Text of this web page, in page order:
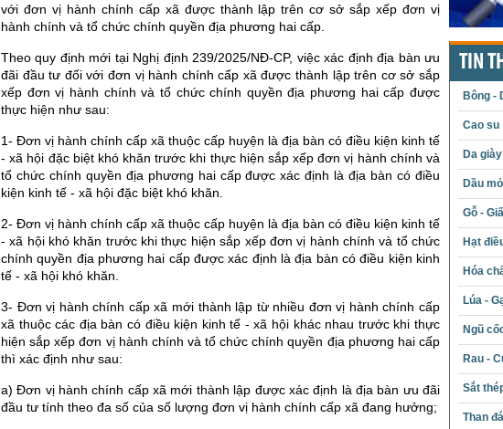
với đơn vị hành chính cấp xã được thành lập trên cơ sở sắp xếp đơn vị
hành chính và tổ chức chính quyền địa phương hai cấp.
Theo quy định mới tại Nghị định 239/2025/NĐ-CP, việc xác định địa bàn ưu
đãi đầu tư đối với đơn vị hành chính cấp xã được thành lập trên cơ sở sắp
xếp đơn vị hành chính và tổ chức chính quyền địa phương hai cấp được
thực hiện như sau:
1- Đơn vị hành chính cấp xã thuộc cấp huyện là địa bàn có điều kiện kinh tế
- xã hội đặc biệt khó khăn trước khi thực hiện sắp xếp đơn vị hành chính và
tổ chức chính quyền địa phương hai cấp được xác định là địa bàn có điều
kiện kinh tế - xã hội đặc biệt khó khăn.
2- Đơn vị hành chính cấp xã thuộc cấp huyện là địa bàn có điều kiện kinh tế
- xã hội khó khăn trước khi thực hiện sắp xếp đơn vị hành chính và tổ chức
chính quyền địa phương hai cấp được xác định là địa bàn có điều kiện kinh
tế - xã hội khó khăn.
3- Đơn vị hành chính cấp xã mới thành lập từ nhiều đơn vị hành chính cấp
xã thuộc các địa bàn có điều kiện kinh tế - xã hội khác nhau trước khi thực
hiện sắp xếp đơn vị hành chính và tổ chức chính quyền địa phương hai cấp
thì xác định như sau:
a) Đơn vị hành chính cấp xã mới thành lập được xác định là địa bàn ưu đãi
đầu tư tính theo đa số của số lượng đơn vị hành chính cấp xã đang hưởng;
TIN
Bông -
Cao su
Da giày
Dầu
Gỗ -
Hạt
Hóa
Lúa -
Ngũ
Rau -
Sắt
Than đá